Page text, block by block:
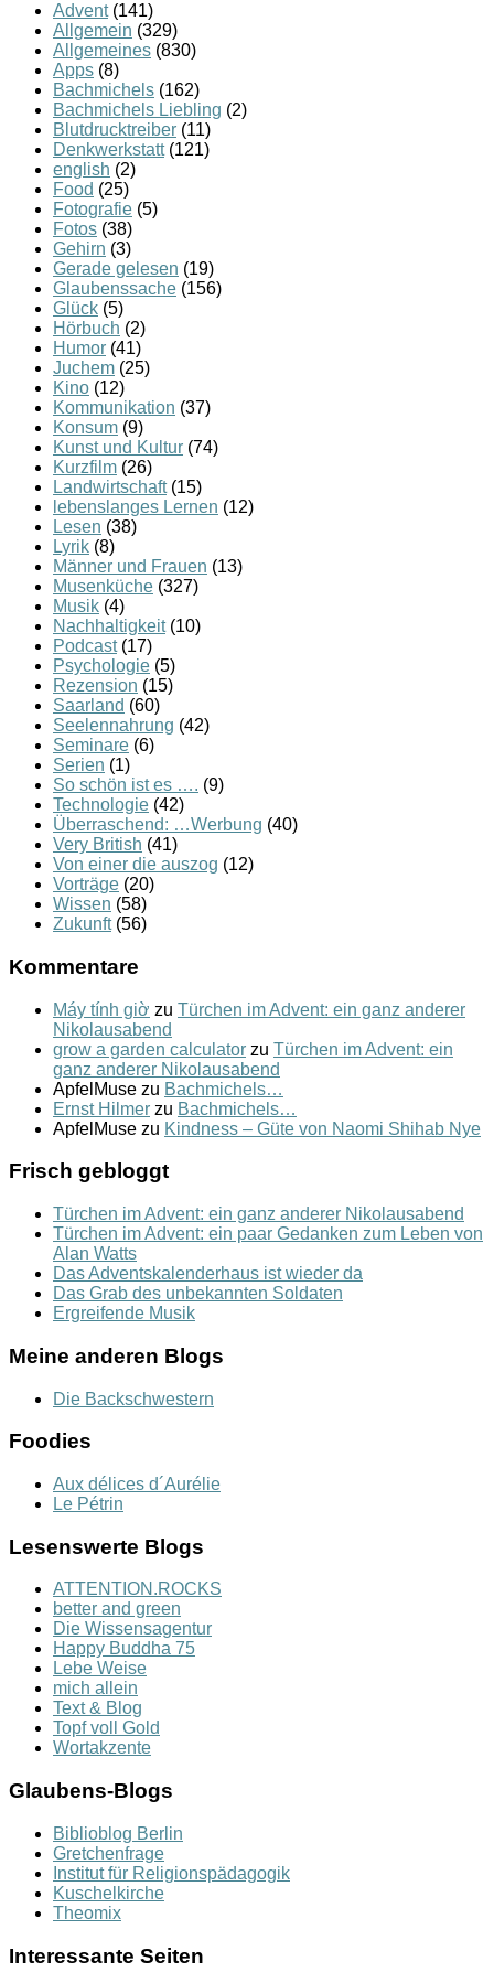
Advent(141)
Allgemein (329)
Allgemeines (830)
Apps (8)
Bachmichels (162)
Bachmichels Liebling (2)
Blutdrucktreiber (11)
Denkwerkstatt(121)
english (2)
Food (25)
Fotografie (5)
Fotos (38)
Gehirn (3)
Gerade gelesen (19)
Glaubenssache (156)
Glück (5)
Hörbuch (2)
Humor (41)
Juchem (25)
Kino (12)
Kommunikation (37)
Konsum (9)
Kunst und Kultur (74)
Kurzfilm (26)
Landwirtschaft(15)
lebenslanges Lernen (12)
Lesen (38)
Lyrik (8)
Männer und Frauen (13)
Musenküche (327)
Musik (4)
Nachhaltigkeit(10)
Podcast(17)
Psychologie (5)
Rezension (15)
Saarland (60)
Seelennahrung (42)
Seminare (6)
Serien (1)
So schön ist es …. (9)
Technologie (42)
Überraschend: …Werbung (40)
Very British (41)
Von einer die auszog (12)
Vorträge (20)
Wissen (58)
Zukunft(56)
Kommentare
Máy tính giờ zu Türchen im Advent: ein ganz anderer
Nikolausabend
grow a garden calculator zu Türchen im Advent: ein
ganz anderer Nikolausabend
ApfelMuse zu Bachmichels…
Ernst Hilmer zu Bachmichels…
ApfelMuse zu Kindness – Güte von Naomi Shihab Nye
Frisch gebloggt
Türchen im Advent: ein ganz anderer Nikolausabend
Türchen im Advent: ein paar Gedanken zum Leben von
Alan Watts
Das Adventskalenderhaus ist wieder da
Das Grab des unbekannten Soldaten
Ergreifende Musik
Meine anderen Blogs
Die Backschwestern
Foodies
Aux délices d´Aurélie
Le Pétrin
Lesenswerte Blogs
ATTENTION.ROCKS
better and green
Die Wissensagentur
Happy Buddha 75
Lebe Weise
mich allein
Text & Blog
Topf voll Gold
Wortakzente
Glaubens-Blogs
Biblioblog Berlin
Gretchenfrage
Institut für Religionspädagogik
Kuschelkirche
Theomix
Interessante Seiten